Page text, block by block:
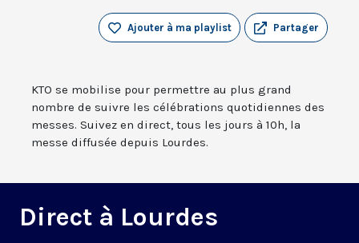
Partager
Ajouter à ma playlist
KTO se mobilise pour permettre au plus grand
nombre de suivre les célébrations quotidiennes des
messes. Suivez en direct, tous les jours à 10h, la
messe diffusée depuis Lourdes.
Direct à Lourdes